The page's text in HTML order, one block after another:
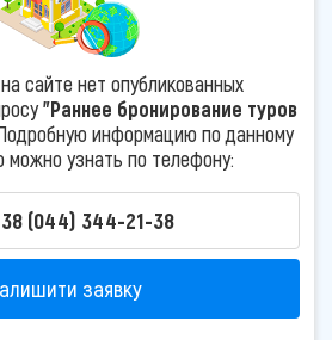
сайте нет опубликованных
"Раннее бронирование туров
информацию по данному
можно узнать по телефону:
(044) 344-21-38
заявку